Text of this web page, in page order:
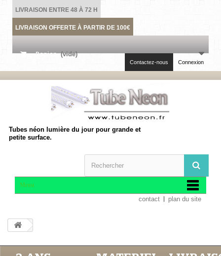
LIVRAISON ENTRE 48 À 72 H
LIVRAISON OFFERTE À PARTIR DE 100€
Panier (vide)
Connexion
Contactez-nous
Tubes néon lumière du jour pour grande et
petite surface.
Menu
contact plan du site